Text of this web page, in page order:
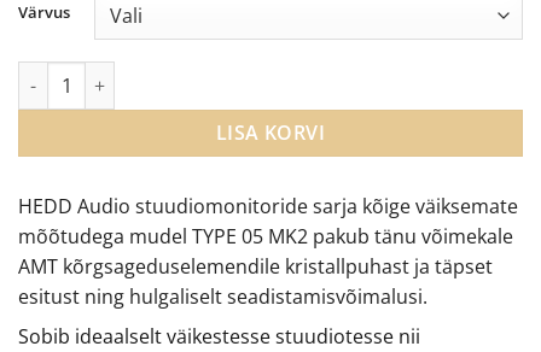
through
HEDD Audio stuudiomonitoride sarja kõige väiksemate
mõõtudega mudel TYPE 05 MK2 pakub tänu võimekale
AMT kõrgsageduselemendile kristallpuhast ja täpset
esitust ning hulgaliselt seadistamisvõimalusi.
Sobib ideaalselt väikestesse stuudiotesse nii
Värvus
HEDD Audio TYPE 05 MK2 aktiivsed stuudiokõlarid kogus
LISA KORVI